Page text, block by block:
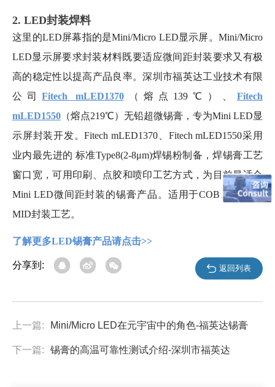
2. LED封装焊料
这里的LED屏幕指的是Mini/Micro LED显示屏。Mini/Micro
LED显示屏要求封装材料既要适应微间距封装要求又有极
高的稳定性以提高产品良率。深圳市福英达工业技术有限
公司Fitech mLED1370（熔点139℃）、Fitech
mLED1550 （熔点219℃）无铅超微锡膏，专为Mini LED显
示屏封装开发。Fitech mLED1370、Fitech mLED1550采用
业内最先进的 标准Type8(2-8μm)焊锡粉制备，焊锡膏工艺
窗口宽，可用印刷、点胶和喷印工艺方式，为目前最适合
Mini LED微间距封装的锡膏产品。适用于COB、COG及
MID封装工艺。
了解更多LED锡膏产品请点击>>
分享到: 返回列表
上一篇: Mini/Micro LED在元宇宙中的角色-福英达锡膏
下一篇: 锡膏的高温可靠性测试介绍-深圳市福英达